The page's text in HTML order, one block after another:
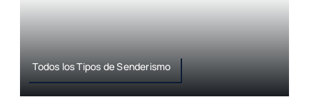
Todos los Tipos de Senderismo